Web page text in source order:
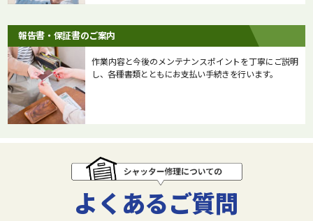
報告書・保証書のご案内
作業内容と今後のメンテナンスポイントを丁寧にご説明
し、各種書類とともにお支払い手続きを行います。
よくあるご質問